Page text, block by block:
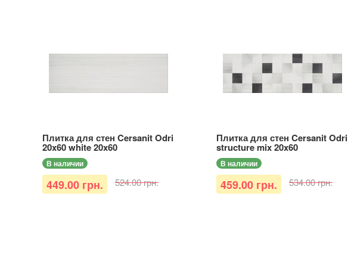
Плитка для стен Cersanit Odri
20x60 white 20x60
В наличии
449.00 грн. 524.00 грн.
Плитка для стен Cersanit Odri
structure mix 20x60
В наличии
459.00 грн. 534.00 грн.